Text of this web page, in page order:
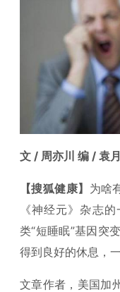
文 / 周亦川 编 / 袁月
【搜狐健康】 为啥
《神经元》杂志
类“短睡眠”基因突
得到良好的休息，
文章作者，美国加